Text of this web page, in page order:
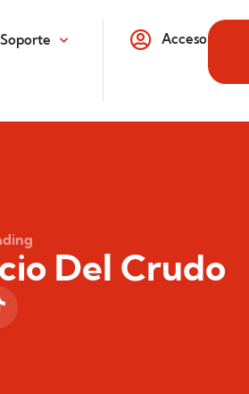
Soporte Acceso
Del Crudo